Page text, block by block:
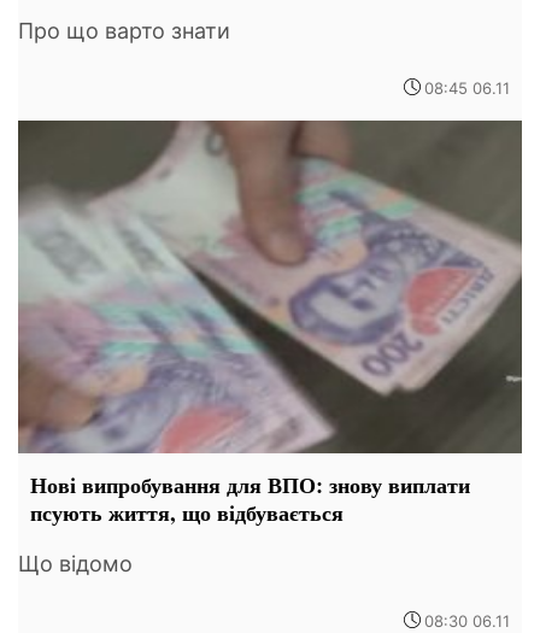
Про що варто знати
08:45 06.11
Нові випробування для ВПО: знову виплати
псують життя, що відбувається
Що відомо
08:30 06.11